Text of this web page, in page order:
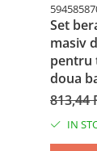
Set
masiv
pentru
doua
813,44
IN